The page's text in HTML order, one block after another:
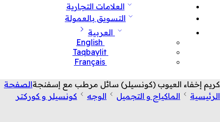
العلامات التجارية
التسويق بالعمولة
العربية
English
Taqbaylit
Français
كريم إخفاء العيوب (كونسيلر) سائل مرطب مع إسفنجةالصفحة
الرئيسية
الماكياج و التجميل الوجه كونسيلر و كوركتر